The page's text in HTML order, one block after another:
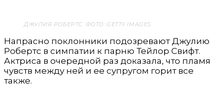
ДЖУЛИЯ РОБЕРТС. ФОТО: GETTY IMAGES
Напрасно поклонники подозревают Джулию
Робертс в симпатии к парню Тейлор Свифт.
Актриса в очередной раз доказала, что пламя
чувств между ней и ее супругом горит все
также.